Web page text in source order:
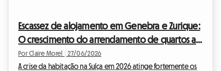
representa uma oportunidade importante para os
anfitriõe...
Escassez de alojamento em Genebra e Zurique:
O crescimento do arrendamento de quartos a
trabalhadores transfronteiriços
Por Claire Morel 27/06/2026
A crise da habitação na Suíça em 2026 atinge fortemente os